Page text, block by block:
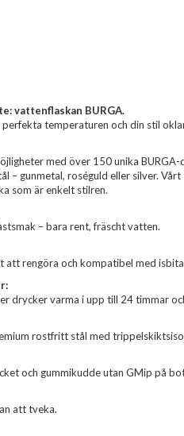
vattenflaskan BURGA.
temperaturen och din stil
med över 150 unika
– gunmetal, roséguld eller silver.
som är enkelt stilren.
– bara rent, fräscht vatten.
att rengöra och kompatibel med
drycker varma i upp till 24 timmar
rostfritt stål med
och gummikudde utan GMip på
att tveka.